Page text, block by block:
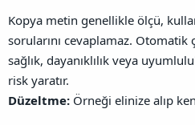
Kopya metin genellikle ölçü,
sorularını cevaplamaz. Otomatik
sağlık, dayanıklılık veya
risk yaratır.
Düzeltme: Örneği elinize alıp